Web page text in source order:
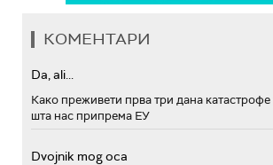
КОМЕНТАРИ
Da, ali...
Како преживети прва три дана катастрофе
шта нас припрема ЕУ
Dvojnik mog oca